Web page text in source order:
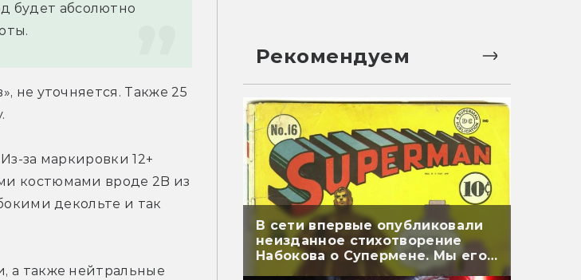
будет абсолютно
не уточняется. Также 25
за маркировки 12+
костюмами вроде 2B из
декольте и так
а также нейтральные
Рекомендуем
В сети впервые опубликовали
неизданное стихотворение
Набокова о Супермене. Мы его
перевели